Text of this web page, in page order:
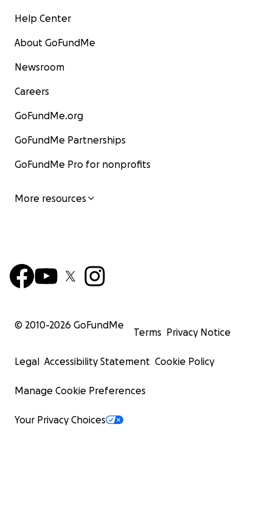
Help Center
About GoFundMe
Newsroom
Careers
GoFundMe.org
GoFundMe Partnerships
GoFundMe Pro for nonprofits
More resources
© 2010-2026 GoFundMe
Terms Privacy Notice
Legal Accessibility Statement Cookie Policy
Manage Cookie Preferences
Your Privacy Choices